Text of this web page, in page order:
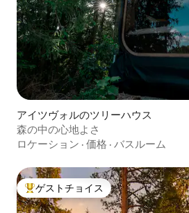
アイツヴォルのツリーハウス
森の中の心地よさ
ロケーション · 価格 · バスルーム
大好評のゲストチョイスです。
ゲストチョイス